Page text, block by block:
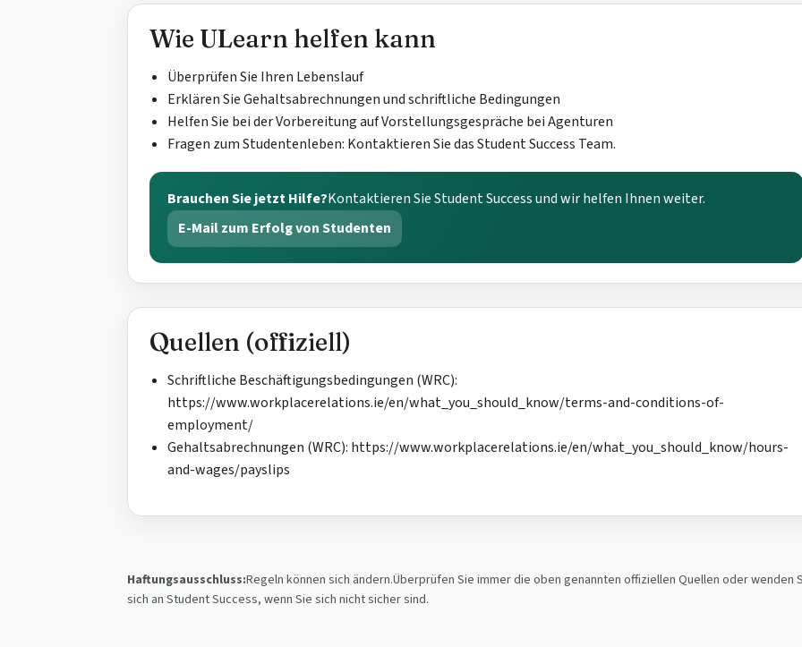
Wie ULearn helfen kann
Überprüfen Sie Ihren Lebenslauf
Erklären Sie Gehaltsabrechnungen und schriftliche Bedingungen
Helfen Sie bei der Vorbereitung auf Vorstellungsgespräche bei Agenturen
Fragen zum Studentenleben: Kontaktieren Sie das Student Success Team.
Brauchen Sie jetzt Hilfe?Kontaktieren Sie Student Success und wir helfen Ihnen weiter.
E-Mail zum Erfolg von Studenten
Quellen (offiziell)
Schriftliche Beschäftigungsbedingungen (WRC):
https://www.workplacerelations.ie/en/what_you_should_know/terms-and-conditions-of-
employment/
Gehaltsabrechnungen (WRC): https://www.workplacerelations.ie/en/what_you_should_know/hours-
and-wages/payslips
Haftungsausschluss:Regeln können sich ändern.Überprüfen Sie immer die oben genannten offiziellen Quellen oder wenden
sich an Student Success, wenn Sie sich nicht sicher sind.